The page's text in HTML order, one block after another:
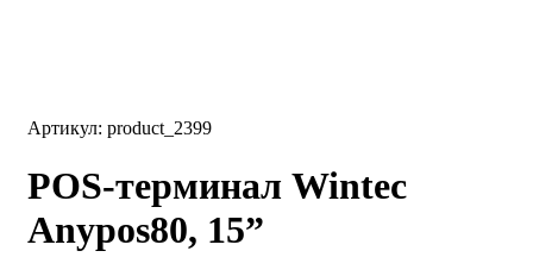
Артикул: product_2399
POS-терминал Wintec
Anypos80, 15”